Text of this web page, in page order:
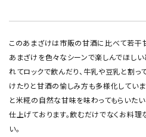
このあまざけは市販の甘酒に比べて若干甘
あまざけを色々なシーンで楽しんでほし
れてロックで飲んだり、牛乳や豆乳と割っ
けたりと甘酒の愉しみ方も多様化してい
と米糀の自然な甘味を味わってもらいた
仕上げております。飲むだけでなくお料
い。